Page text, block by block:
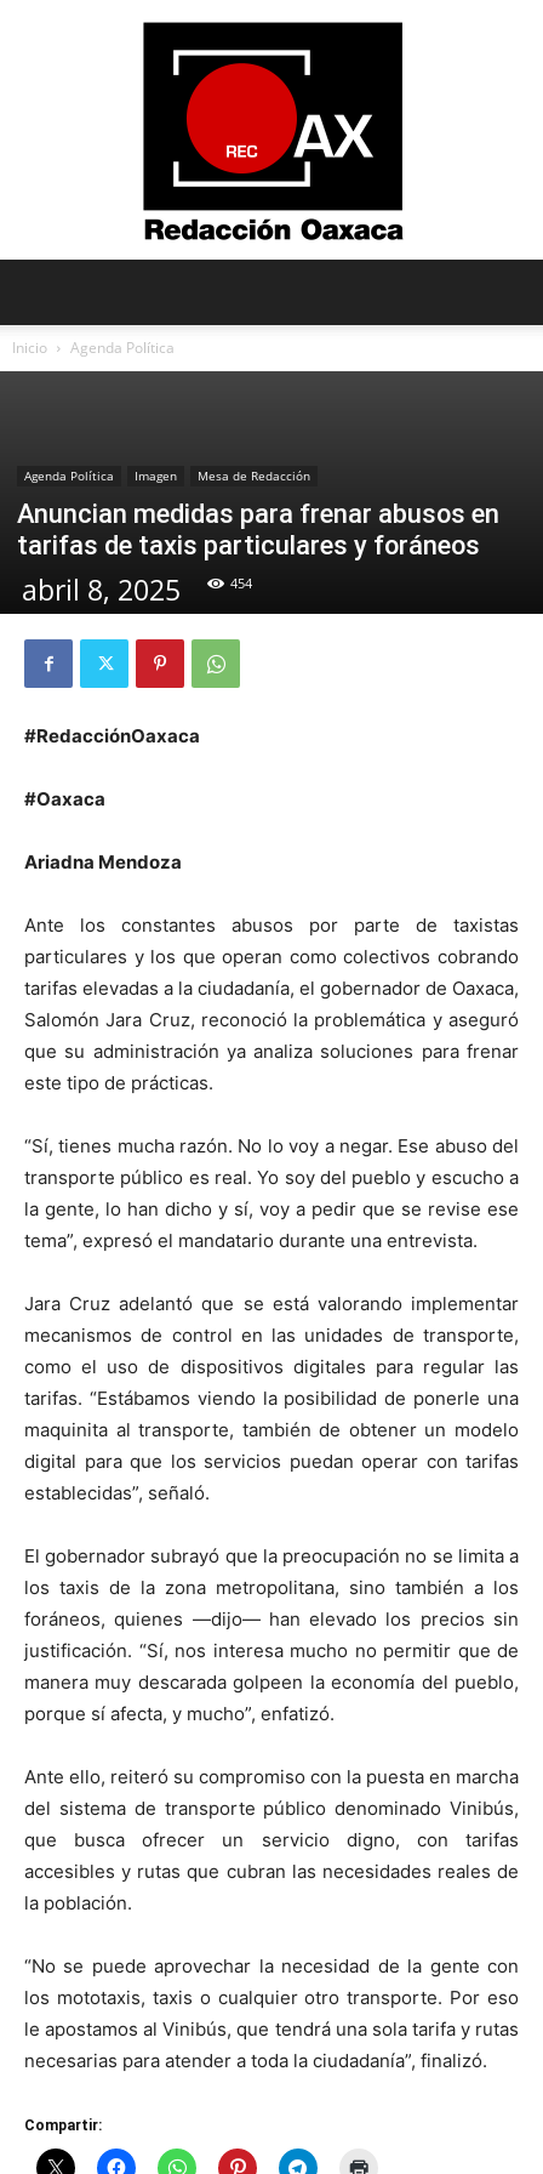
Inicio Agenda Política
Agenda Política Imagen Mesa de Redacción
Anuncian medidas para frenar abusos en
tarifas de taxis particulares y foráneos
abril 8, 2025 454
#RedacciónOaxaca
#Oaxaca
Ariadna Mendoza
Ante los constantes abusos por parte de taxistas
particulares y los que operan como colectivos cobrando
tarifas elevadas a la ciudadanía, el gobernador de Oaxaca,
Salomón Jara Cruz, reconoció la problemática y aseguró
que su administración ya analiza soluciones para frenar
este tipo de prácticas.
“Sí, tienes mucha razón. No lo voy a negar. Ese abuso del
transporte público es real. Yo soy del pueblo y escucho a
la gente, lo han dicho y sí, voy a pedir que se revise ese
tema”, expresó el mandatario durante una entrevista.
Jara Cruz adelantó que se está valorando implementar
mecanismos de control en las unidades de transporte,
como el uso de dispositivos digitales para regular las
tarifas. “Estábamos viendo la posibilidad de ponerle una
maquinita al transporte, también de obtener un modelo
digital para que los servicios puedan operar con tarifas
establecidas”, señaló.
El gobernador subrayó que la preocupación no se limita a
los taxis de la zona metropolitana, sino también a los
foráneos, quienes —dijo— han elevado los precios sin
justificación. “Sí, nos interesa mucho no permitir que de
manera muy descarada golpeen la economía del pueblo,
porque sí afecta, y mucho”, enfatizó.
Ante ello, reiteró su compromiso con la puesta en marcha
del sistema de transporte público denominado Vinibús,
que busca ofrecer un servicio digno, con tarifas
accesibles y rutas que cubran las necesidades reales de
la población.
“No se puede aprovechar la necesidad de la gente con
los mototaxis, taxis o cualquier otro transporte. Por eso
le apostamos al Vinibús, que tendrá una sola tarifa y rutas
necesarias para atender a toda la ciudadanía”, finalizó.
Compartir: